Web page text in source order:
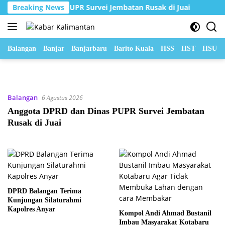
Langsung
ke
konten
Breaking News
dan Dinas PUPR Survei Jembatan Rusak di Juai
Balangan Banjar Banjarbaru Barito Kuala HSS HST HSU
Balangan 6 Agustus 2026
Anggota DPRD dan Dinas PUPR Survei Jembatan
Rusak di Juai
DPRD Balangan Terima
Kunjungan Silaturahmi
Kapolres Anyar
Kompol Andi Ahmad Bustanil
Imbau Masyarakat Kotabaru